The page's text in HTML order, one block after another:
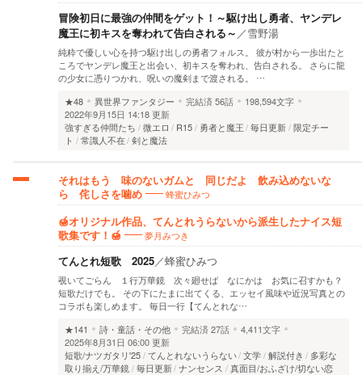
冒険初日に最強の仲間をゲット！～駆け出し勇者、ヤンデレ
魔王に初キスを奪われて告白される～ ／雪野湯
純粋で優しい心を持つ駆け出しの勇者フォルス。 彼が村から一歩出たと
ころでヤンデレ魔王と出会い、初キスを奪われ、告白される。 さらに龍
の少女に憑りつかれ、呪いの魔剣まで渡される。 …
★48
異世界ファンタジー 完結済56話
198,594文字
2022年9月15日 14:18 更新
強すぎる仲間たち
微エロ R15 勇者と魔王 毎日更新 限定チー
ト
常識人不在 剣と魔法
それはもう 味のないガムと 同じだよ 飲み込めないな
ら 侘しさを噛め
蜂蜜ひみつ
🍯オリジナル作品、てんとれうらないから派生したナイス短
歌集です！🍯
夢月みつき
てんとれ短歌 2025／蜂蜜ひみつ
覗いてごらん １行万華鏡 次々廻せば なにかは お気に召すかも？
短歌だけでも。 その下にたまに出てくる、エッセイ風味や近況写真との
コラボも楽しめます。 毎日一行【てんとれな…
★141
詩・童話・その他 完結済27話
4,411文字
2025年8月31日 06:00 更新
短歌/ナツガタリ'25 てんとれないうらない 文学 解説付き
多彩な
取り揃え/万華鏡 毎日更新 ナンセンス 真面目/おふざけ/切ない恋